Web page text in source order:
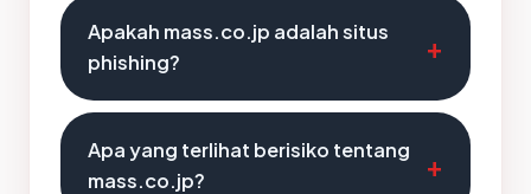
Apakah mass.co.jp adalah situs
phishing?
Apa yang terlihat berisiko tentang
mass.co.jp?